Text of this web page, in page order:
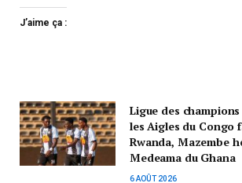
J’aime ça :
Ligue des champions
les Aigles du Congo
Rwanda, Mazembe
Medeama du Ghana
6 AOÛT 2026